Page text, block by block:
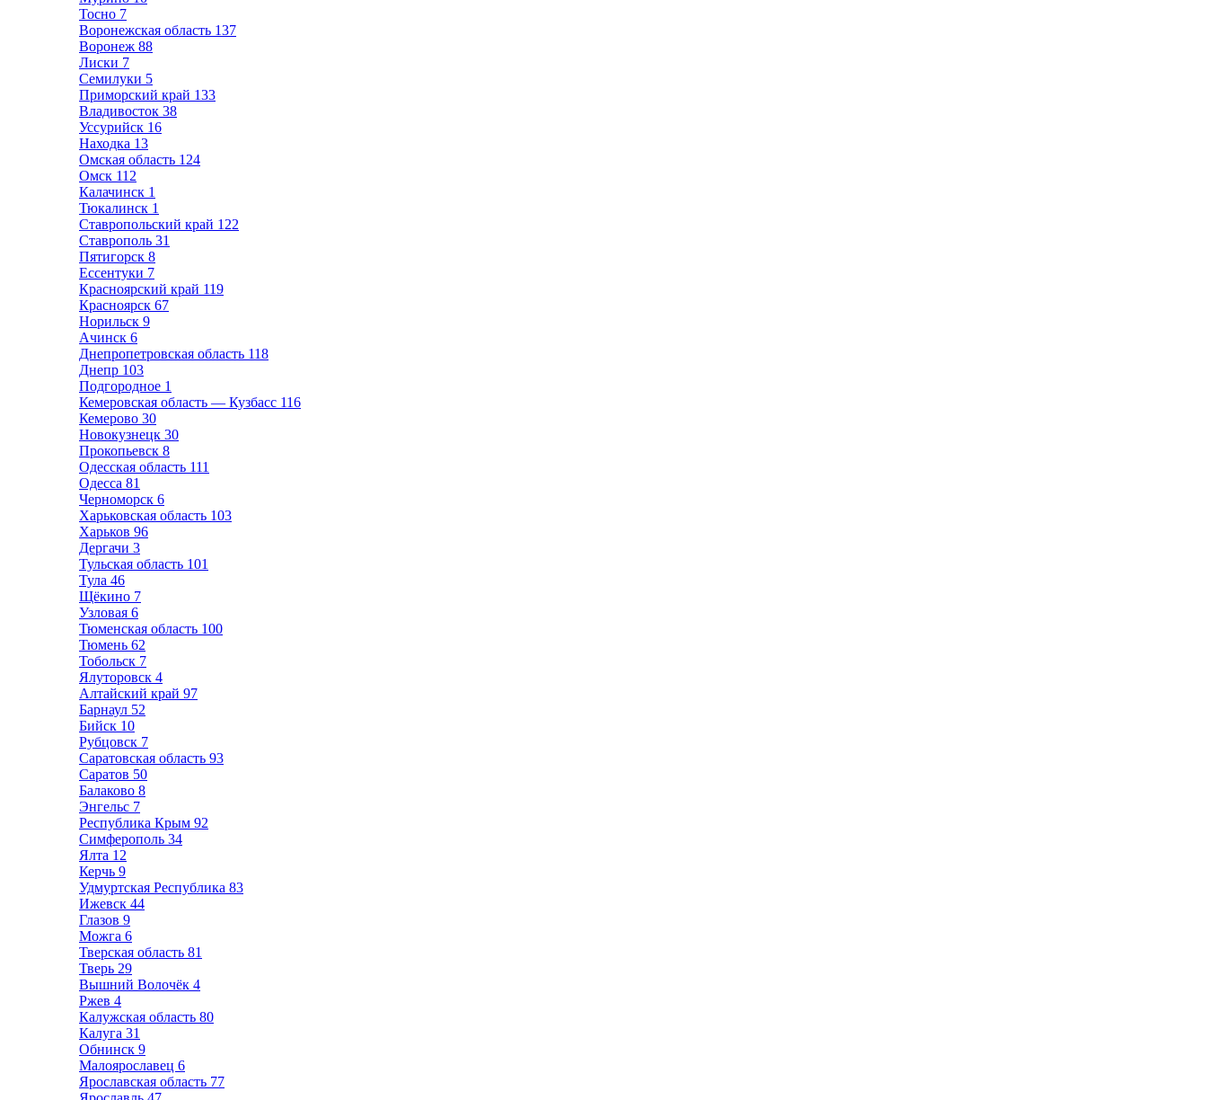
Тосно 7
Воронежская область 137
Воронеж 88
Лиски 7
Семилуки 5
Приморский край 133
Владивосток 38
Уссурийск 16
Находка 13
Омская область 124
Омск 112
Калачинск 1
Тюкалинск 1
Ставропольский край 122
Ставрополь 31
Пятигорск 8
Ессентуки 7
Красноярский край 119
Красноярск 67
Норильск 9
Ачинск 6
Днепропетровская область 118
Днепр 103
Подгородное 1
Кемеровская область — Кузбасс 116
Кемерово 30
Новокузнецк 30
Прокопьевск 8
Одесская область 111
Одесса 81
Черноморск 6
Харьковская область 103
Харьков 96
Дергачи 3
Тульская область 101
Тула 46
Щёкино 7
Узловая 6
Тюменская область 100
Тюмень 62
Тобольск 7
Ялуторовск 4
Алтайский край 97
Барнаул 52
Бийск 10
Рубцовск 7
Саратовская область 93
Саратов 50
Балаково 8
Энгельс 7
Республика Крым 92
Симферополь 34
Ялта 12
Керчь 9
Удмуртская Республика 83
Ижевск 44
Глазов 9
Можга 6
Тверская область 81
Тверь 29
Вышний Волочёк 4
Ржев 4
Калужская область 80
Калуга 31
Обнинск 9
Малоярославец 6
Ярославская область 77